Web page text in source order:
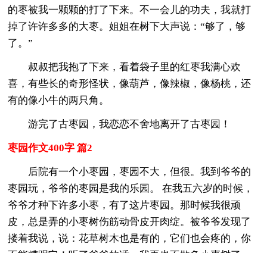
的枣被我一颗颗的打了下来。不一会儿的功夫，我就打
掉了许许多多的大枣。姐姐在树下大声说：“够了，够
了。”
叔叔把我抱了下来，看着袋子里的红枣我满心欢
喜，有些长的奇形怪状，像葫芦，像辣椒，像杨桃，还
有的像小牛的两只角。
游完了古枣园，我恋恋不舍地离开了古枣园！
枣园作文400字 篇2
后院有一个小枣园，枣园不大，但很。我到爷爷的
枣园玩，爷爷的枣园是我的乐园。 在我五六岁的时候，
爷爷才种下许多小枣，有了这片枣园。那时候我很顽
皮，总是弄的小枣树伤筋动骨皮开肉绽。被爷爷发现了
搂着我说，说：花草树木也是有的，它们也会疼的，你